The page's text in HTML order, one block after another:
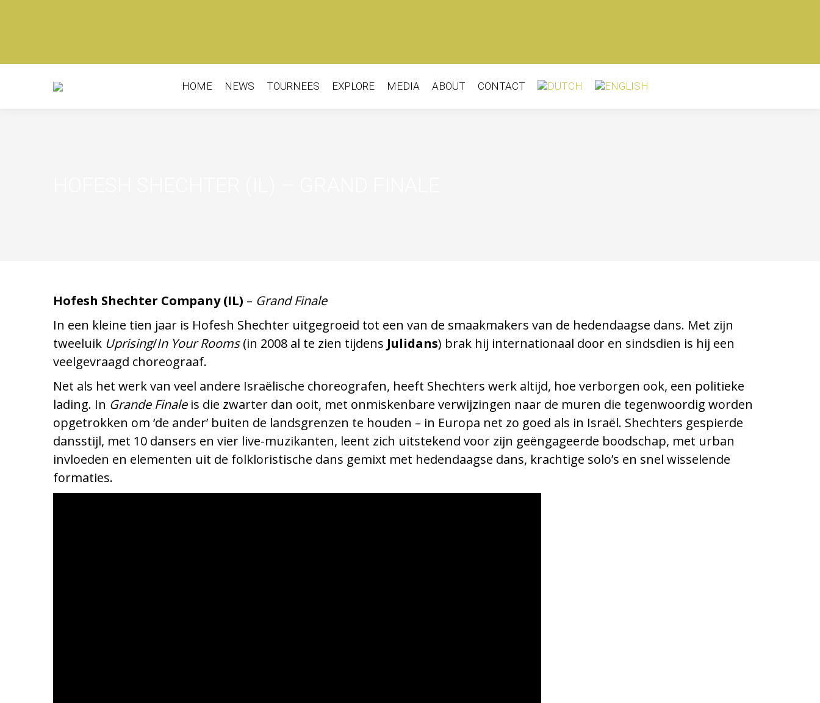
HOME NEWS TOURNEES EXPLORE MEDIA ABOUT CONTACT
Hofesh Shechter Company (IL) – Grand Finale
In een kleine tien jaar is Hofesh Shechter uitgegroeid tot een van de smaakmakers van de hedendaagse dans. Met zijn
tweeluik Uprising/In Your Rooms(in 2008 al te zien tijdens Julidans) brak hij internationaal door en sindsdien is hij een
veelgevraagd choreograaf.
Net als het werk van veel andere Israëlische choreografen, heeft Shechters werk altijd, hoe verborgen ook, een politieke
lading. In Grande Finaleis die zwarter dan ooit, met onmiskenbare verwijzingen naar de muren die tegenwoordig worden
opgetrokken om ‘de ander’ buiten de landsgrenzen te houden – in Europa net zo goed als in Israël. Shechters gespierde
dansstijl, met 10 dansers en vier live-muzikanten, leent zich uitstekend voor zijn geëngageerde boodschap, met urban
invloeden en elementen uit de folkloristische dans gemixt met hedendaagse dans, krachtige solo’s en snel wisselende
formaties.